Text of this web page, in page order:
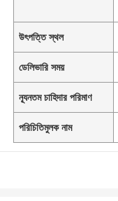
উৎপত্তি স্থল
ডেলিভারি সময়
ন্যূনতম চাহিদার পরিমাণ
পরিচিতিমুলক নাম